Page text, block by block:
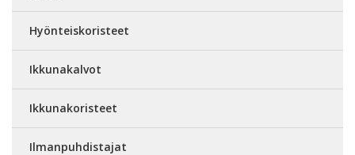
Hyönteiskoristeet
Ikkunakalvot
Ikkunakoristeet
Ilmanpuhdistajat